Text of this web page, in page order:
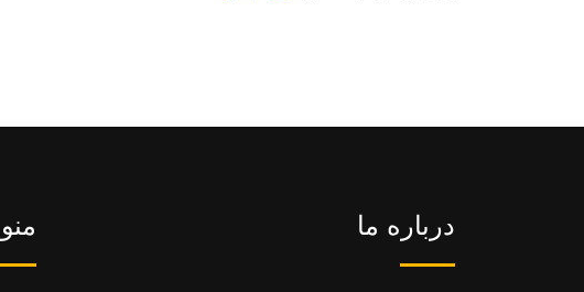
درباره ما منو